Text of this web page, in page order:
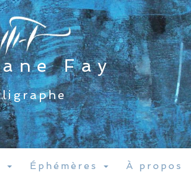
Fay
Éphémères À propos